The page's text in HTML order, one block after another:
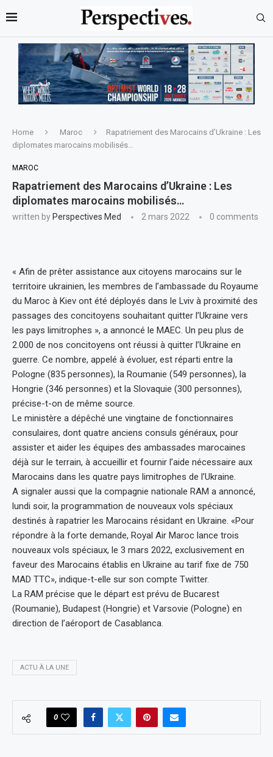
Home Maroc
Rapatriement des Marocains d’Ukraine : Les
diplomates marocains mobilisés…
MAROC
Rapatriement des Marocains d’Ukraine : Les
diplomates marocains mobilisés…
written by Perspectives Med 2 mars 2022 0 comments
« Afin de prêter assistance aux citoyens marocains sur le
territoire ukrainien, les membres de l’ambassade du Royaume
du Maroc à Kiev ont été déployés dans le Lviv à proximité des
passages des concitoyens souhaitant quitter l’Ukraine vers
les pays limitrophes », a annoncé le MAEC. Un peu plus de
2.000 de nos concitoyens ont réussi à quitter l’Ukraine en
guerre. Ce nombre, appelé à évoluer, est réparti entre la
Pologne (835 personnes), la Roumanie (549 personnes), la
Hongrie (346 personnes) et la Slovaquie (300 personnes),
précise-t-on de même source.
Le ministère a dépêché une vingtaine de fonctionnaires
consulaires, dont quatre anciens consuls généraux, pour
assister et aider les équipes des ambassades marocaines
déjà sur le terrain, à accueillir et fournir l’aide nécessaire aux
Marocains dans les quatre pays limitrophes de l’Ukraine.
A signaler aussi que la compagnie nationale RAM a annoncé,
lundi soir, la programmation de nouveaux vols spéciaux
destinés à rapatrier les Marocains résidant en Ukraine. «Pour
répondre à la forte demande, Royal Air Maroc lance trois
nouveaux vols spéciaux, le 3 mars 2022, exclusivement en
faveur des Marocains établis en Ukraine au tarif fixe de 750
MAD TTC», indique-t-elle sur son compte Twitter.
La RAM précise que le départ est prévu de Bucarest
(Roumanie), Budapest (Hongrie) et Varsovie (Pologne) en
direction de l’aéroport de Casablanca.
ACTU À LA UNE
0